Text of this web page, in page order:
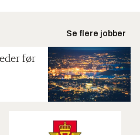
Se flere jobber
før